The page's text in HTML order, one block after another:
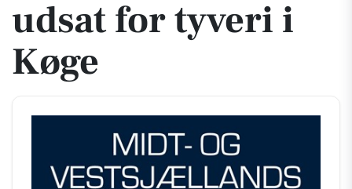
udsat for tyveri i
Køge